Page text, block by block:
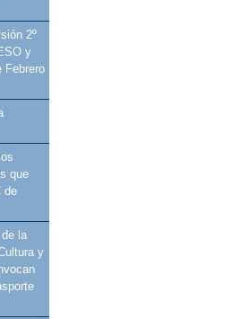
2º
y
Febrero
que
de
la
y